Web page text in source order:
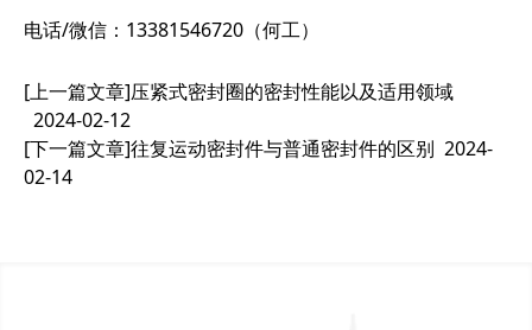
电话/微信：13381546720（何工）
[上一篇文章]压紧式密封圈的密封性能以及适用领域
2024-02-12
[下一篇文章]往复运动密封件与普通密封件的区别 2024-
02-14